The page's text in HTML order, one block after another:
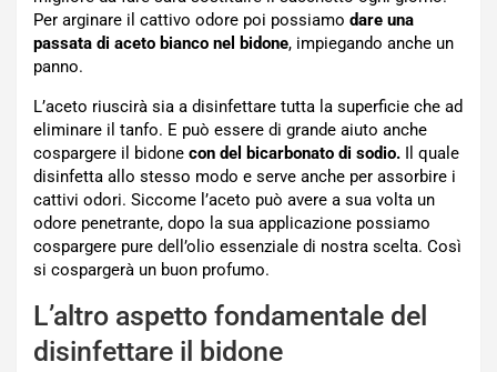
Per arginare il cattivo odore poi possiamo dare una
passata di aceto bianco nel bidone, impiegando anche un
panno.
L’aceto riuscirà sia a disinfettare tutta la superficie che ad
eliminare il tanfo. E può essere di grande aiuto anche
cospargere il bidone con del bicarbonato di sodio. Il quale
disinfetta allo stesso modo e serve anche per assorbire i
cattivi odori. Siccome l’aceto può avere a sua volta un
odore penetrante, dopo la sua applicazione possiamo
cospargere pure dell’olio essenziale di nostra scelta. Così
si cospargerà un buon profumo.
L’altro aspetto fondamentale del
disinfettare il bidone